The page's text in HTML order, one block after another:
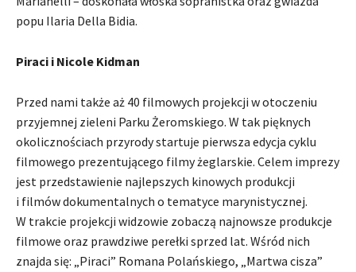
popu Ilaria Della Bidia.
Piraci i Nicole Kidman
Przed nami także aż 40 filmowych projekcji w otoczeniu
przyjemnej zieleni Parku Żeromskiego. W tak pięknych
okolicznościach przyrody startuje pierwsza edycja cyklu
filmowego prezentującego filmy żeglarskie. Celem imprezy
jest przedstawienie najlepszych kinowych produkcji
i filmów dokumentalnych o tematyce marynistycznej.
W trakcie projekcji widzowie zobaczą najnowsze produkcje
filmowe oraz prawdziwe perełki sprzed lat. Wśród nich
znajda się: „Piraci” Romana Polańskiego, „Martwa cisza”